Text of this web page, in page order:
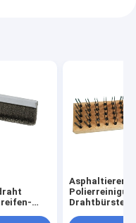
Asphaltieren
Drahtbürsten